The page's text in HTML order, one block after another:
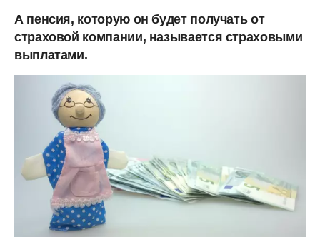
А пенсия, которую он будет получать от
страховой компании, называется страховыми
выплатами.